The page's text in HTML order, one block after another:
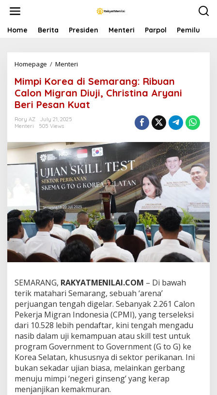
Home Berita Presiden Menteri Parpol Pemilu
Homepage / Menteri
m
p
K
a
d
i
S
e
m
a
r
a
n
g
:
R
b
a
n
C
a
l
o
n
M
i
g
r
a
n
Mimpi Korea di Semarang: Ribuan
Calon Migran Diuji, Christina Aryani
Beri Pesan Kuat
Rory AZ
July 21, 2025
Menteri
505 Views
SEMARANG, RAKYATMENILAI.COM – Di bawah
terik matahari Semarang, sebuah ‘arena’
perjuangan tengah digelar. Sebanyak 2.261 Calon
Pekerja Migran Indonesia (CPMI), yang terseleksi
dari 10.528 lebih pendaftar, kini tengah mengadu
nasib dalam uji kemampuan atau skill test untuk
program Government to Government (G to G) ke
Korea Selatan, khususnya di sektor perikanan. Ini
bukan sekadar ujian biasa, melainkan gerbang
menuju mimpi ‘negeri ginseng’ yang kerap
menjanjikan kemakmuran.